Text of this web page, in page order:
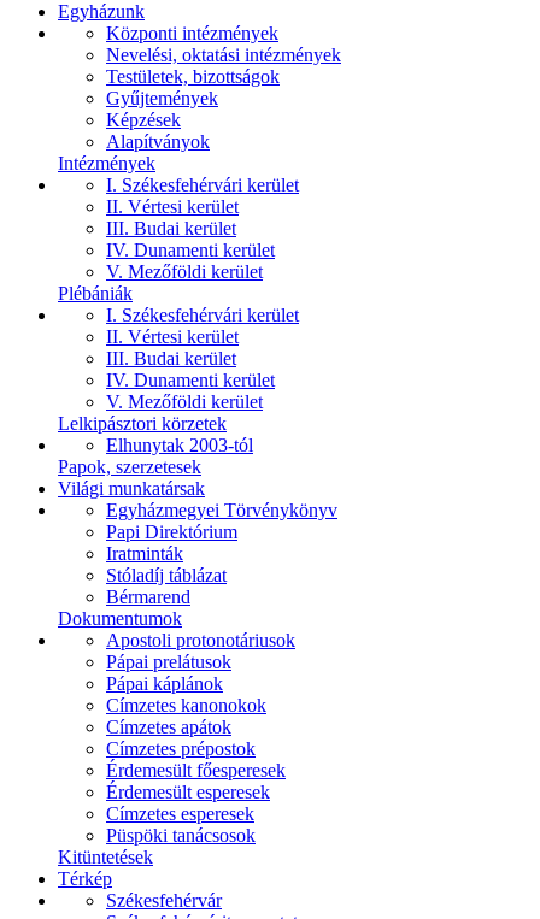
Egyházunk
Központi intézmények
Nevelési, oktatási intézmények
Testületek, bizottságok
Gyűjtemények
Képzések
Alapítványok
Intézmények
I. Székesfehérvári kerület
II. Vértesi kerület
III. Budai kerület
IV. Dunamenti kerület
V. Mezőföldi kerület
Plébániák
I. Székesfehérvári kerület
II. Vértesi kerület
III. Budai kerület
IV. Dunamenti kerület
V. Mezőföldi kerület
Lelkipásztori körzetek
Elhunytak 2003-tól
Papok, szerzetesek
Világi munkatársak
Egyházmegyei Törvénykönyv
Papi Direktórium
Iratminták
Stóladíj táblázat
Bérmarend
Dokumentumok
Apostoli protonotáriusok
Pápai prelátusok
Pápai káplánok
Címzetes kanonokok
Címzetes apátok
Címzetes prépostok
Érdemesült főesperesek
Érdemesült esperesek
Címzetes esperesek
Püspöki tanácsosok
Kitüntetések
Térkép
Székesfehérvár